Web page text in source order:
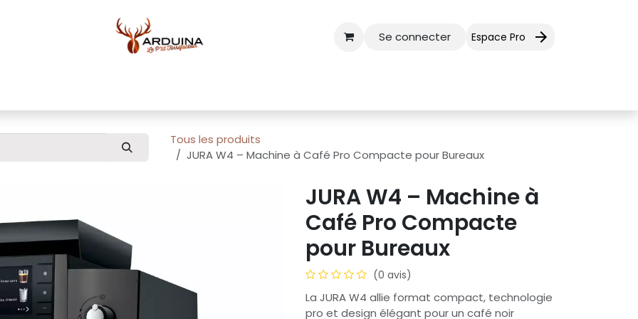
Se connecter
Espace Pro
Tous les produits
JURA W4 – Machine à Café Pro Compacte pour Bureaux
JURA W4 – Machine à
Café Pro Compacte
pour Bureaux
(0 avis)
La JURA W4 allie format compact, technologie
pro et design élégant pour un café noir